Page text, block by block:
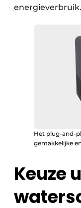
energieverbruik.
Het plug-and-
gemakkelijke
Keuze